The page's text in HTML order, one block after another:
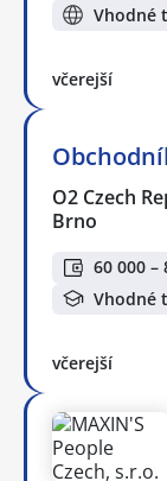
Vhodné
včerejší
O2 Czech
Brno
60 000 –
Vhodné
včerejší